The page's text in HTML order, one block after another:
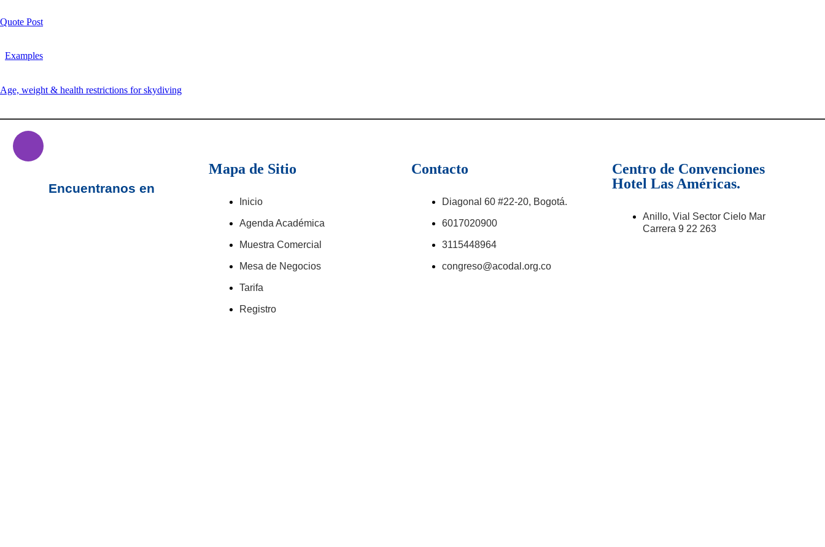
Quote Post
Examples
Age, weight & health restrictions for skydiving
Encuentranos en
Mapa de Sitio
Inicio
Agenda Académica
Muestra Comercial
Mesa de Negocios
Tarifa
Registro
Contacto
Diagonal 60 #22-20, Bogotá.
6017020900
3115448964
congreso@acodal.org.co
Centro de Convenciones
Hotel Las Américas.
Anillo, Vial Sector Cielo Mar
Carrera 9 22 263